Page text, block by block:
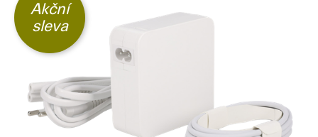
Akční
sleva